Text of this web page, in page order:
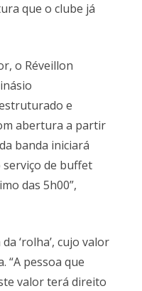
que o clube já
o Réveillon
e
abertura a partir
banda iniciará
de buffet
das 5h00”,
‘rolha’, cujo valor
“A pessoa que
valor terá direito